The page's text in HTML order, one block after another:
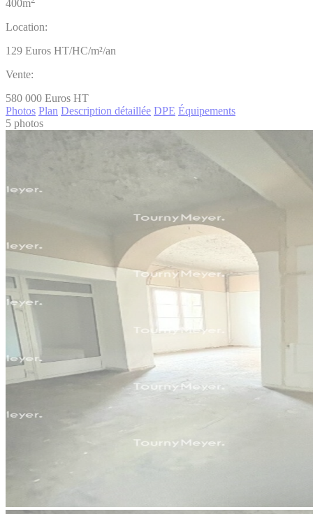
400m
Location:
129 Euros HT/HC/m²/an
Vente:
580 000 Euros HT
Photos Plan Description détaillée DPE Équipements
5 photos